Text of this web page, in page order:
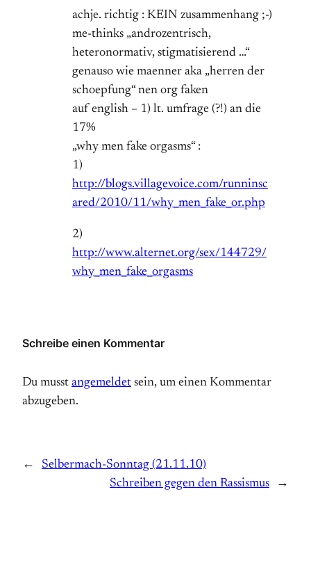
achje. richtig : KEIN zusammenhang ;-)
me-thinks „androzentrisch,
heteronormativ, stigmatisierend …“
genauso wie maenner aka „herren der
schoepfung“ nen org faken
auf english – 1) lt. umfrage (?!) an die
17%
„why men fake orgasms“ :
1)
http://blogs.villagevoice.com/runninsc
ared/2010/11/why_men_fake_or.php
2)
http://www.alternet.org/sex/144729/
why_men_fake_orgasms
Schreibe einen Kommentar
Du musst angemeldet sein, um einen Kommentar
abzugeben.
←
Selbermach-Sonntag (21.11.10)
Schreiben gegen den Rassismus
→